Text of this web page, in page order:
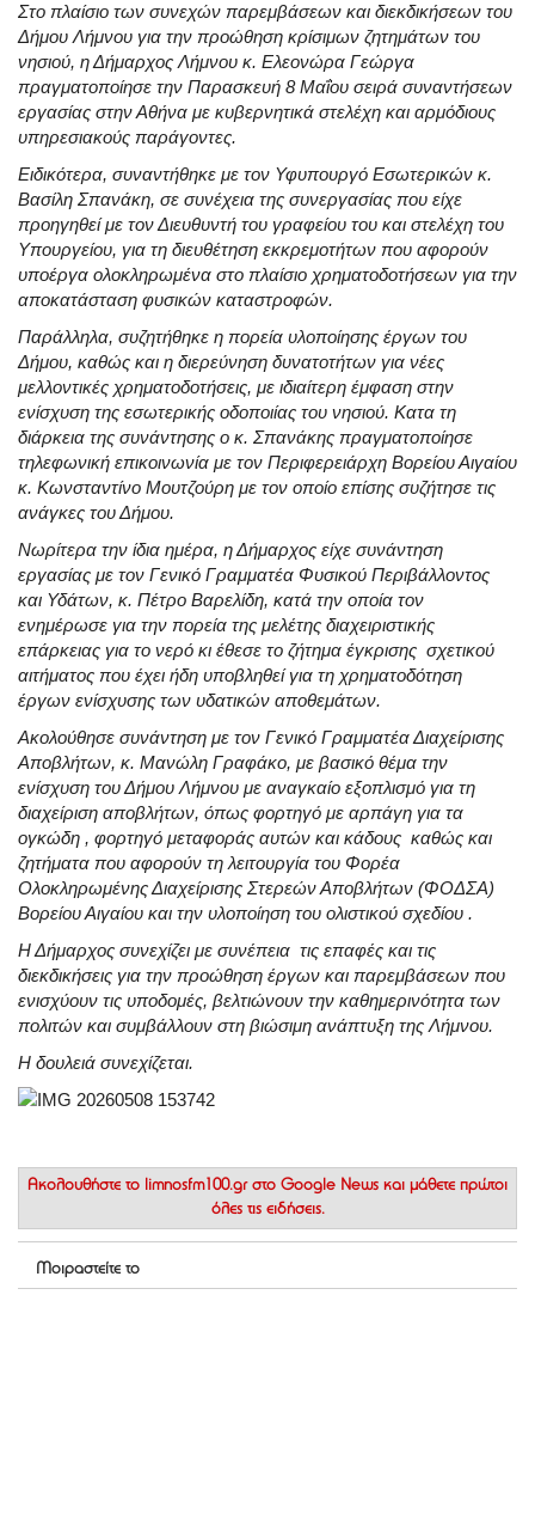
Στο πλαίσιο των συνεχών παρεμβάσεων και διεκδικήσεων του
Δήμου Λήμνου για την προώθηση κρίσιμων ζητημάτων του
νησιού, η Δήμαρχος Λήμνου κ. Ελεονώρα Γεώργα
πραγματοποίησε την Παρασκευή 8 Μαΐου σειρά συναντήσεων
εργασίας στην Αθήνα με κυβερνητικά στελέχη και αρμόδιους
υπηρεσιακούς παράγοντες.
Ειδικότερα, συναντήθηκε με τον Υφυπουργό Εσωτερικών κ.
Βασίλη Σπανάκη, σε συνέχεια της συνεργασίας που είχε
προηγηθεί με τον Διευθυντή του γραφείου του και στελέχη του
Υπουργείου, για τη διευθέτηση εκκρεμοτήτων που αφορούν
υποέργα ολοκληρωμένα στο πλαίσιο χρηματοδοτήσεων για την
αποκατάσταση φυσικών καταστροφών.
Παράλληλα, συζητήθηκε η πορεία υλοποίησης έργων του
Δήμου, καθώς και η διερεύνηση δυνατοτήτων για νέες
μελλοντικές χρηματοδοτήσεις, με ιδιαίτερη έμφαση στην
ενίσχυση της εσωτερικής οδοποιίας του νησιού. Κατα τη
διάρκεια της συνάντησης ο κ. Σπανάκης πραγματοποίησε
τηλεφωνική επικοινωνία με τον Περιφερειάρχη Βορείου Αιγαίου
κ. Κωνσταντίνο Μουτζούρη με τον οποίο επίσης συζήτησε τις
ανάγκες του Δήμου.
Νωρίτερα την ίδια ημέρα, η Δήμαρχος είχε συνάντηση
εργασίας με τον Γενικό Γραμματέα Φυσικού Περιβάλλοντος
και Υδάτων, κ. Πέτρο Βαρελίδη, κατά την οποία τον
ενημέρωσε για την πορεία της μελέτης διαχειριστικής
επάρκειας για το νερό κι έθεσε το ζήτημα έγκρισης σχετικού
αιτήματος που έχει ήδη υποβληθεί για τη χρηματοδότηση
έργων ενίσχυσης των υδατικών αποθεμάτων.
Ακολούθησε συνάντηση με τον Γενικό Γραμματέα Διαχείρισης
Αποβλήτων, κ. Μανώλη Γραφάκο, με βασικό θέμα την
ενίσχυση του Δήμου Λήμνου με αναγκαίο εξοπλισμό για τη
διαχείριση αποβλήτων, όπως φορτηγό με αρπάγη για τα
ογκώδη , φορτηγό μεταφοράς αυτών και κάδους καθώς και
ζητήματα που αφορούν τη λειτουργία του Φορέα
Ολοκληρωμένης Διαχείρισης Στερεών Αποβλήτων (ΦΟΔΣΑ)
Βορείου Αιγαίου και την υλοποίηση του ολιστικού σχεδίου .
Η Δήμαρχος συνεχίζει με συνέπεια τις επαφές και τις
διεκδικήσεις για την προώθηση έργων και παρεμβάσεων που
ενισχύουν τις υποδομές, βελτιώνουν την καθημερινότητα των
πολιτών και συμβάλλουν στη βιώσιμη ανάπτυξη της Λήμνου.
Η δουλειά συνεχίζεται.
Ακολουθήστε το limnosfm100.gr στο Google News και μάθετε πρώτοι
όλες τις ειδήσεις.
Μοιραστείτε το